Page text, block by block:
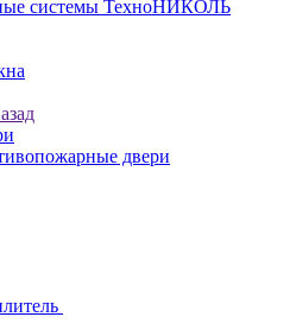
системы ТехноНИКОЛЬ
двери